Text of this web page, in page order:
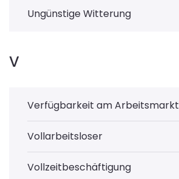
Ungünstige Witterung
V
Verfügbarkeit am Arbeitsmarkt
Vollarbeitsloser
Vollzeitbeschäftigung